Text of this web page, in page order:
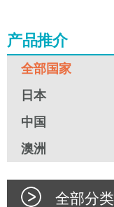
产品推介
全部国家
日本
中国
澳洲
全部分类